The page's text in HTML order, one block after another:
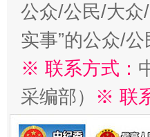
公众/公民/大众
实事”的公众/
※ 联系方式：
采编部） ※ 联